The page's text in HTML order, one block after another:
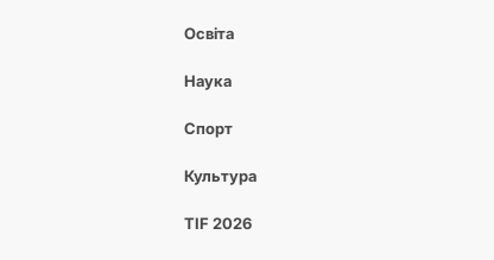
Освіта
Наука
Спорт
Культура
TIF 2026